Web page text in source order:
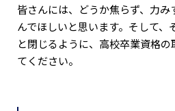
皆さんには、どうか焦らず、力
んでほしいと思います。そして、
と閉じるように、高校卒業資格
てください。